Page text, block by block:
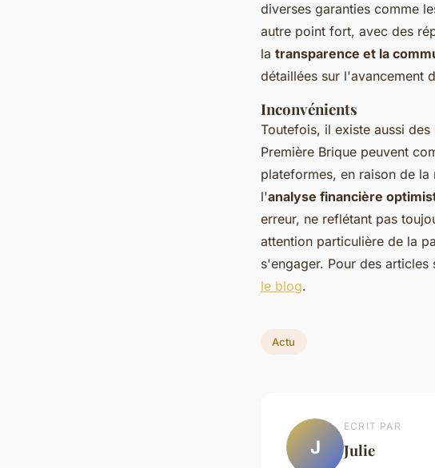
diverses garanties comme
autre point fort, avec des
la transparence et la
détaillées sur l'avancement
Inconvénients
Toutefois, il existe aussi
Première Brique peuvent
plateformes, en raison de la
l'analyse financière
erreur, ne reflétant pas
attention particulière de la
s'engager. Pour des
le blog.
Actu
J
ECRIT PAR
Julie